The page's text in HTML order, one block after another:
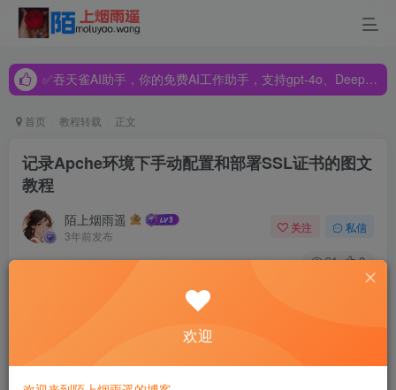
✅吞天雀AI助手，你的免费AI工作助手，支持gpt-4o、DeepSeek、Claude🔥🔥🔥🔥
✅吞天雀AI助手，你的免费AI工作助手，支持gpt-4o、DeepSeek、Claude🔥🔥🔥🔥
首页 教程转载 正文
记录Apche环境下手动配置和部署SSL证书的图文
教程
陌上烟雨遥
3年前发布
关注 私信
91 8
很多，那我什么还要重新再写一篇呢？仅为
我本地服务器不好使，之所以是手动配置是因为服务器并未
安装第三方控制面板，本文仅作为在 Apache 服务器中安装
欢迎